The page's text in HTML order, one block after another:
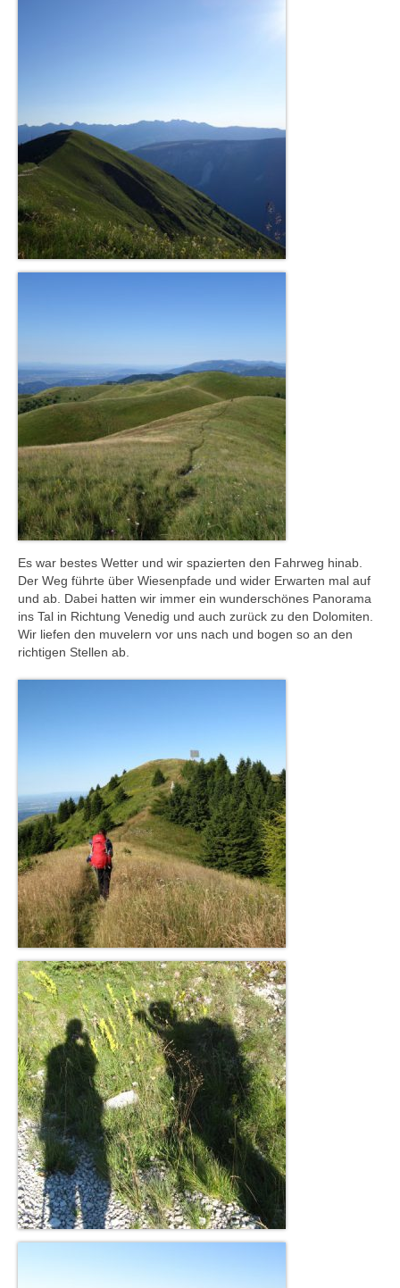
Es war bestes Wetter und wir spazierten den Fahrweg hinab.
Der Weg führte über Wiesenpfade und wider Erwarten mal auf
und ab. Dabei hatten wir immer ein wunderschönes Panorama
ins Tal in Richtung Venedig und auch zurück zu den Dolomiten.
Wir liefen den muvelern vor uns nach und bogen so an den
richtigen Stellen ab.